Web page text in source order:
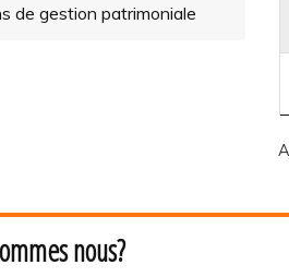
de gestion patrimoniale
nous?